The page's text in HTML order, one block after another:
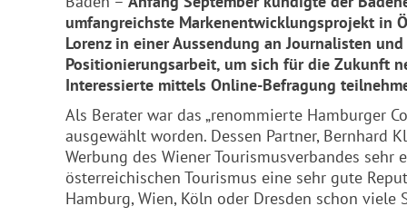
umfangreichste Markenentwicklungsprojekt in
Lorenz in einer Aussendung an Journalisten
Positionierungsarbeit, um sich für die Zukunft
Interessierte mittels Online-Befragung
Als Berater war das „renommierte Hamburger
ausgewählt worden. Dessen Partner, Bernhard
Werbung des Wiener Tourismusverbandes
österreichischen Tourismus eine sehr gute
Hamburg, Wien, Köln oder Dresden schon